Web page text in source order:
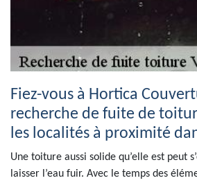
Fiez-vous à Hortica
recherche de fuite de
les localités à proximité
Une toiture aussi solide qu’elle est peut
laisser l’eau fuir. Avec le temps des